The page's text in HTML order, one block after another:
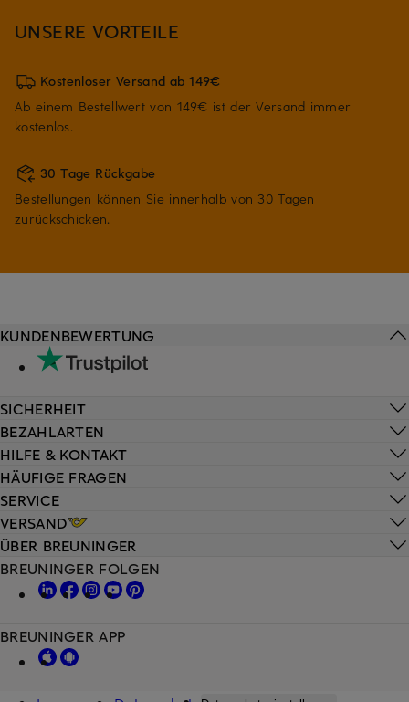
UNSERE VORTEILE
Kostenloser Versand ab 149€
Ab einem Bestellwert von 149€ ist der Versand immer
kostenlos.
30 Tage Rückgabe
Bestellungen können Sie innerhalb von 30 Tagen
zurückschicken.
HILFE & KONTAKT
HÄUFIGE FRAGEN
SERVICE
VERSAND
KUNDENBEWERTUNG
SICHERHEIT
BEZAHLARTEN
ÜBER BREUNINGER
BREUNINGER FOLGEN
BREUNINGER APP